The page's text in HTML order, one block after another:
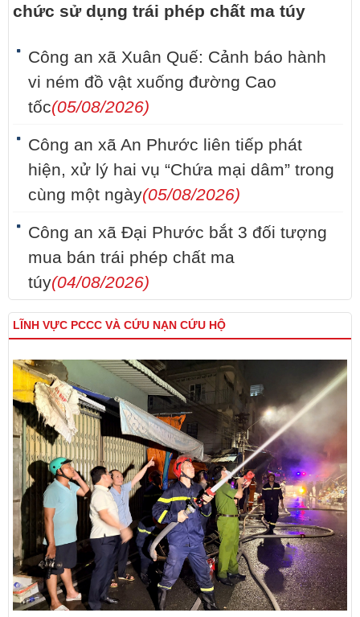
chức sử dụng trái phép chất ma túy
Công an xã Xuân Quế: Cảnh báo hành
vi ném đồ vật xuống đường Cao
tốc(05/08/2026)
Công an xã An Phước liên tiếp phát
hiện, xử lý hai vụ “Chứa mại dâm” trong
cùng một ngày(05/08/2026)
Công an xã Đại Phước bắt 3 đối tượng
mua bán trái phép chất ma
túy(04/08/2026)
LĨNH VỰC PCCC VÀ CỨU NẠN CỨU HỘ